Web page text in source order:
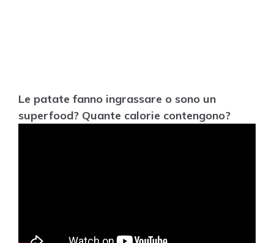
Le patate fanno ingrassare o sono un
superfood? Quante calorie contengono?